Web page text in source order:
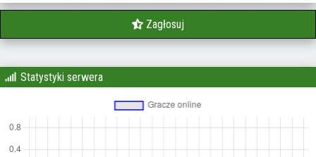
Zagłosuj
Statystyki serwera